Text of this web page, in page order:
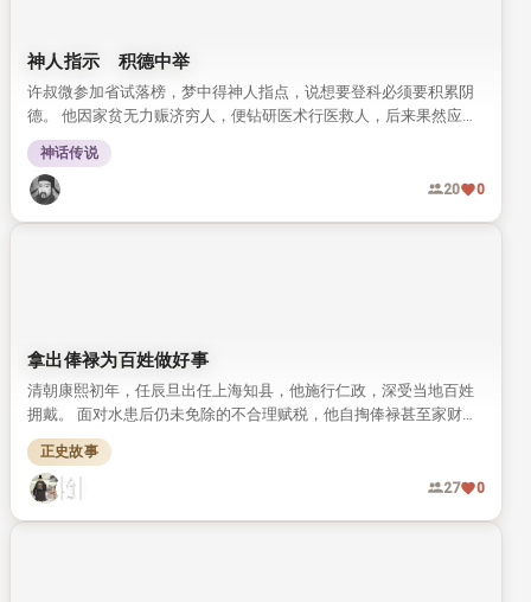
神人指示 积德中举
许叔微参加省试落榜，梦中得神人指点，说想要登科必须要积累阴
德。 他因家贫无力赈济穷人，便钻研医术行医救人，后来果然应验
神示得中举人。
神话传说
20 0
拿出俸禄为百姓做好事
清朝康熙初年，任辰旦出任上海知县，他施行仁政，深受当地百姓
拥戴。 面对水患后仍未免除的不合理赋税，他自掏俸禄甚至家财完
成勘测，最终为百姓减除了多余负担，这段事迹记载于《清史稿》
中。
正史故事
27 0